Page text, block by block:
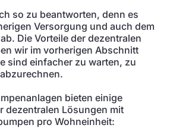
so zu beantworten, denn es
Versorgung und auch dem
Die Vorteile der dezentralen
wir im vorherigen Abschnitt
sind einfacher zu warten, zu
bieten einige
dezentralen Lösungen mit
pro Wohneinheit: